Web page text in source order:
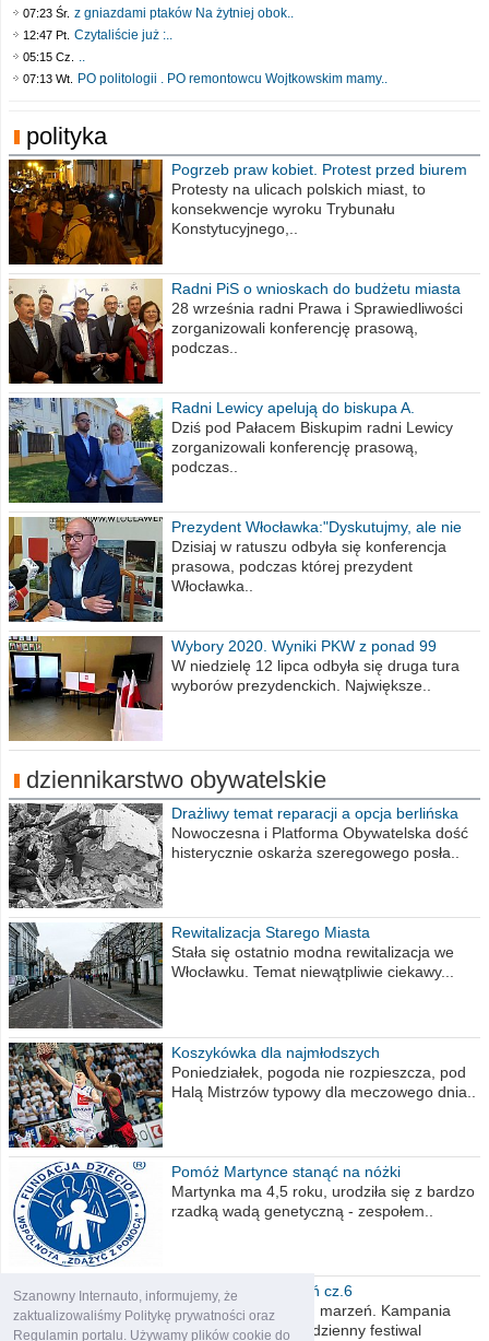
Szanowny Internauto, informujemy, że
zaktualizowaliśmy Politykę prywatności oraz
Regulamin portalu. Używamy plików cookie do
07:23 Śr. z gniazdami ptaków Na żytniej obok..
12:47 Pt. Czytaliście już :..
05:15 Cz. ..
07:13 Wt. PO politologii . PO remontowcu Wojtkowskim mamy..
polityka
Pogrzeb praw kobiet. Protest przed biurem
poselskim PiS
Protesty na ulicach polskich miast, to
konsekwencje wyroku Trybunału
Konstytucyjnego,..
Radni PiS o wnioskach do budżetu miasta
na 2021 rok
28 września radni Prawa i Sprawiedliwości
zorganizowali konferencję prasową,
podczas..
Radni Lewicy apelują do biskupa A.
Wiesława Meringa
Dziś pod Pałacem Biskupim radni Lewicy
zorganizowali konferencję prasową,
podczas..
Prezydent Włocławka:"Dyskutujmy, ale nie
obrażajmy się”
Dzisiaj w ratuszu odbyła się konferencja
prasowa, podczas której prezydent
Włocławka..
Wybory 2020. Wyniki PKW z ponad 99
procent obwodów
W niedzielę 12 lipca odbyła się druga tura
wyborów prezydenckich. Największe..
dziennikarstwo obywatelskie
Drażliwy temat reparacji a opcja berlińska
Nowoczesna i Platforma Obywatelska dość
histerycznie oskarża szeregowego posła..
Rewitalizacja Starego Miasta
Stała się ostatnio modna rewitalizacja we
Włocławku. Temat niewątpliwie ciekawy...
Koszykówka dla najmłodszych
Poniedziałek, pogoda nie rozpieszcza, pod
Halą Mistrzów typowy dla meczowego dnia..
Pomóż Martynce stanąć na nóżki
Martynka ma 4,5 roku, urodziła się z bardzo
rzadką wadą genetyczną - zespołem..
Polska moich marzeń cz.6
Nadszedł kres moich marzeń. Kampania
wyborcza czyli niecodzienny festiwal